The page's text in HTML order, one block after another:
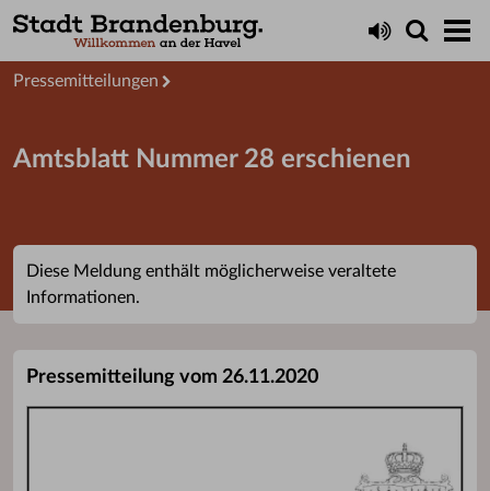
Presseservice
Pressemitteilungen
Amtsblatt Nummer 28 erschienen
Diese Meldung enthält möglicherweise veraltete
Informationen.
Pressemitteilung vom 26.11.2020